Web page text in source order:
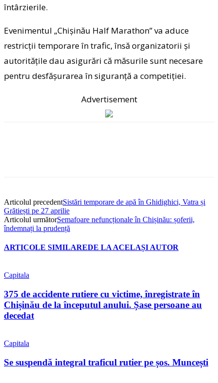
întârzierile.
Evenimentul „Chișinău Half Marathon” va aduce
restricții temporare în trafic, însă organizatorii și
autoritățile dau asigurări că măsurile sunt necesare
pentru desfășurarea în siguranță a competiției.
Advertisement
Articolul precedentSistări temporare de apă în Ghidighici, Vatra și
Grătiești pe 27 aprilie
Articolul următorSemafoare nefuncționale în Chișinău: șoferii,
îndemnați la prudență
ARTICOLE SIMILAREDE LA ACELAȘI AUTOR
Capitala
375 de accidente rutiere cu victime, înregistrate în
Chișinău de la începutul anului. Șase persoane au
decedat
Capitala
Se suspendă integral traficul rutier pe șos. Muncești